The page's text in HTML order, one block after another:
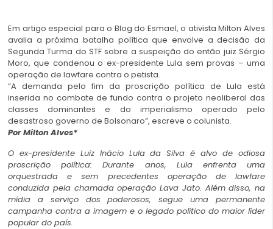
Em artigo especial para o Blog do Esmael, o ativista Milton Alves
avalia a próxima batalha política que envolve a decisão da
Segunda Turma do STF sobre a suspeição do então juiz Sérgio
Moro, que condenou o ex-presidente Lula sem provas – uma
operação de lawfare contra o petista.
“A demanda pelo fim da proscrição política de Lula está
inserida no combate de fundo contra o projeto neoliberal das
classes dominantes e do imperialismo operado pelo
desastroso governo de Bolsonaro”, escreve o colunista.
Por Milton Alves*
O ex-presidente Luiz Inácio Lula da Silva é alvo de odiosa
proscrição política: Durante anos, Lula enfrenta uma
orquestrada e sem precedentes operação de lawfare
conduzida pela chamada operação Lava Jato. Além disso, na
mídia a serviço dos poderosos, segue uma permanente
campanha contra a imagem e o legado político do maior líder
popular do país.